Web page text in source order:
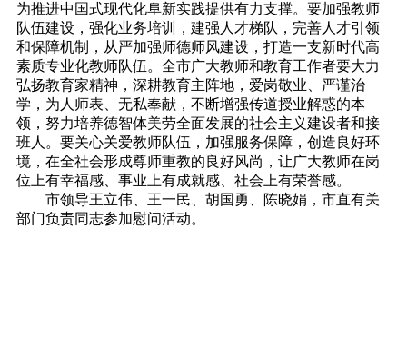
为推进中国式现代化阜新实践提供有力支撑。要加强教师
队伍建设，强化业务培训，建强人才梯队，完善人才引领
和保障机制，从严加强师德师风建设，打造一支新时代高
素质专业化教师队伍。全市广大教师和教育工作者要大力
弘扬教育家精神，深耕教育主阵地，爱岗敬业、严谨治
学，为人师表、无私奉献，不断增强传道授业解惑的本
领，努力培养德智体美劳全面发展的社会主义建设者和接
班人。要关心关爱教师队伍，加强服务保障，创造良好环
境，在全社会形成尊师重教的良好风尚，让广大教师在岗
位上有幸福感、事业上有成就感、社会上有荣誉感。
市领导王立伟、王一民、胡国勇、陈晓娟，市直有关
部门负责同志参加慰问活动。